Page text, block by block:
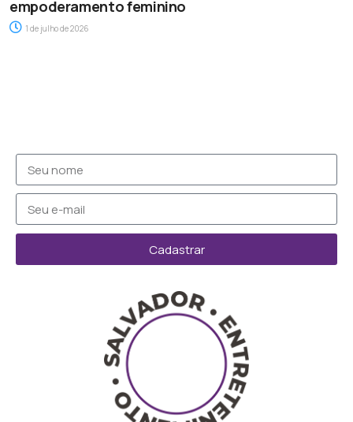
empoderamento feminino
1 de julho de 2026
Cadastrar